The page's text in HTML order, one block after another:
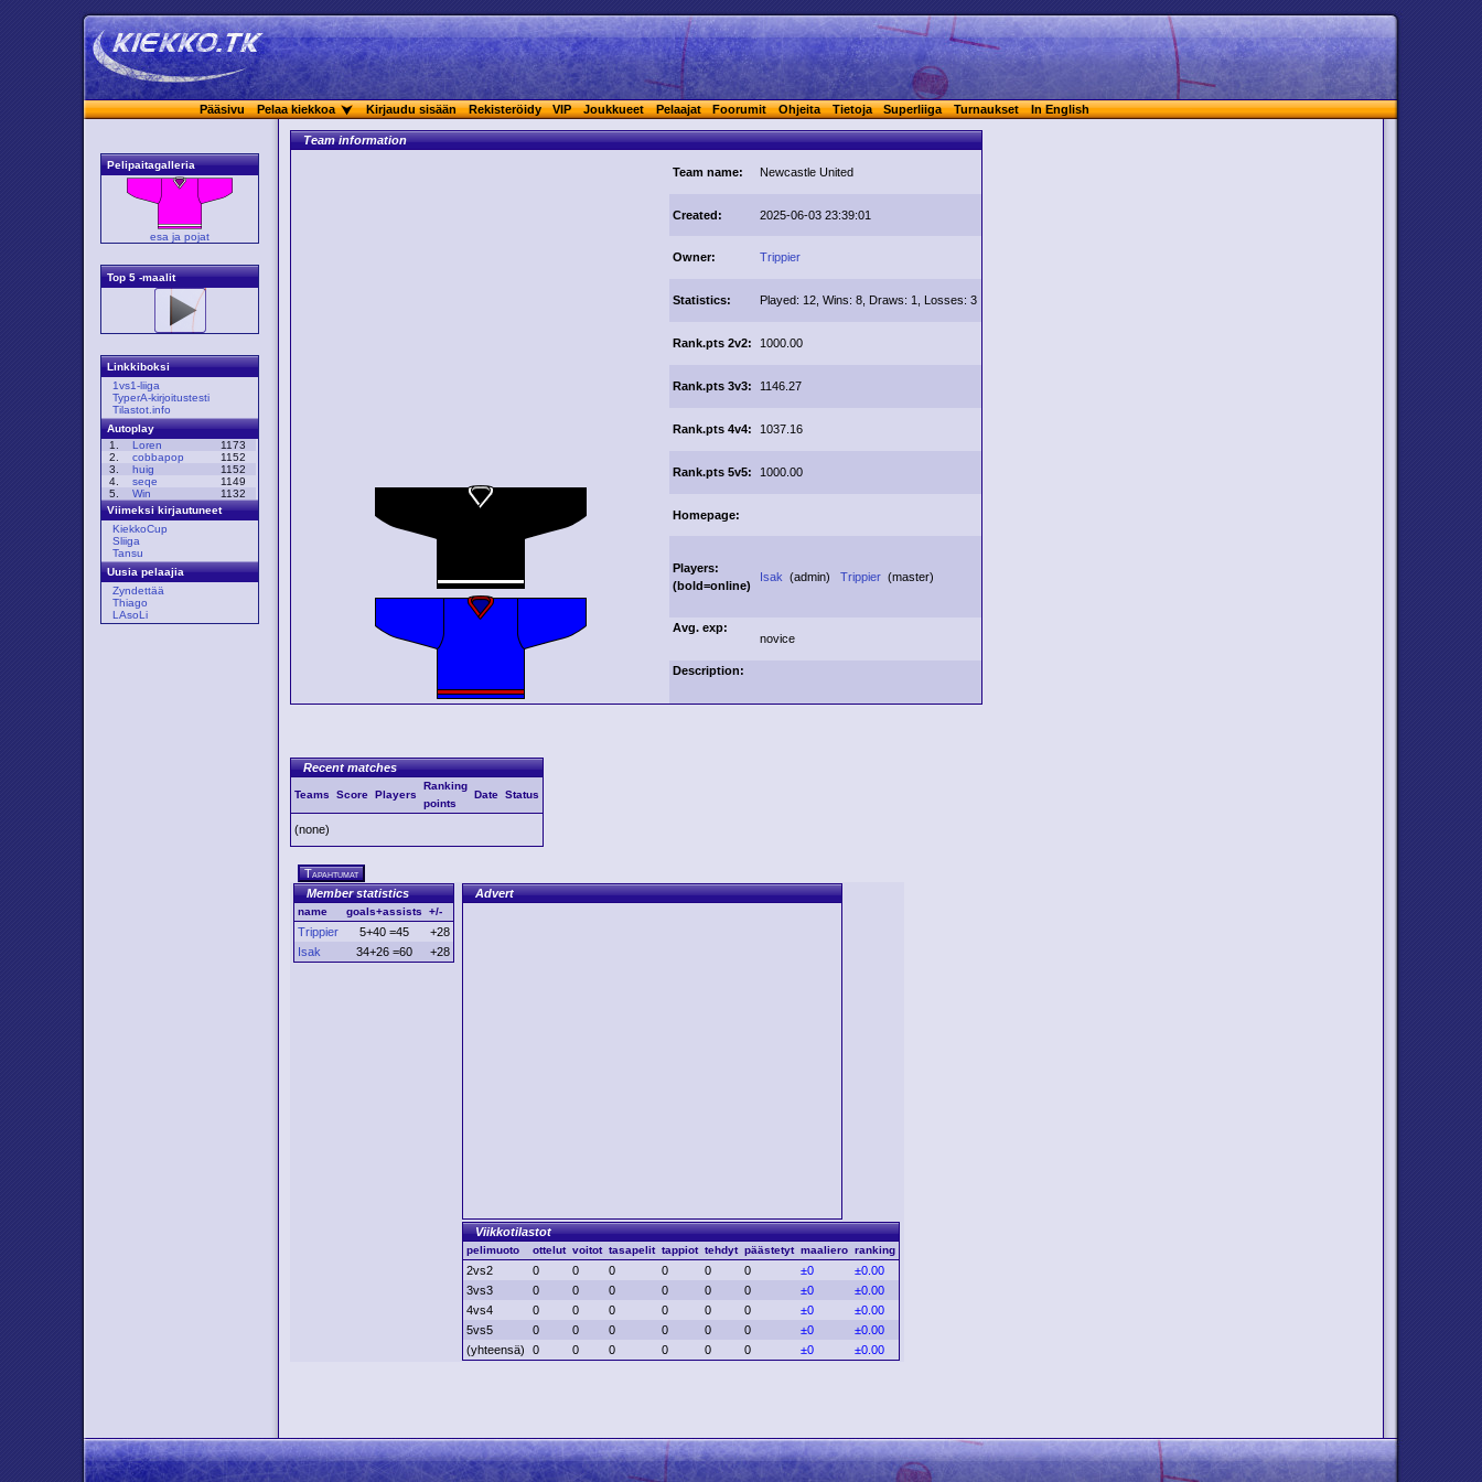
Pääsivu Pelaa kiekkoa Kirjaudu sisään Rekisteröidy VIP Joukkueet Pelaajat Foorumit Ohjeita Tietoja Superliiga Turnaukset In English
Pelipaitagalleria
esa ja pojat
Top 5 -maalit
Linkkiboksi
1vs1-liiga
TyperA-kirjoitustesti
Tilastot.info
Autoplay
1.
Loren
1173
2.
cobbapop
1152
3.
huig
1152
4.
seqe
1149
5.
Win
1132
Viimeksi kirjautuneet
KiekkoCup
Sliiga
Tansu
Uusia pelaajia
Zyndettää
Thiago
LAsoLi
Team information
Team name: Newcastle United
Created: 2025-06-03 23:39:01
Owner: Trippier
Statistics: Played: 12, Wins: 8, Draws: 1, Losses: 3
Rank.pts 2v2: 1000.00
Rank.pts 3v3: 1146.27
Rank.pts 4v4: 1037.16
Rank.pts 5v5: 1000.00
Homepage:
Players:
(bold=online)
Isak (admin)Trippier (master)
Avg. exp:
novice
Description:
Recent matches
Teams Score Players
Ranking
points
Date Status
(none)
Tapahtumat
Member statistics
name goals+assists +/-
Trippier 5+40 =45
+28
Isak
34+26 =60 +28
Advert
Viikkotilastot
pelimuoto ottelut voitot tasapelit tappiot tehdyt päästetyt maaliero ranking
2vs2 0 0 0 0 0 0 ±0
±0.00
3vs3
0 0 0 0 0 0 ±0
±0.00
4vs4
0 0 0 0 0 0 ±0
±0.00
5vs5
0 0 0 0 0 0 ±0
±0.00
(yhteensä)
0 0 0 0 0 0 ±0 ±0.00